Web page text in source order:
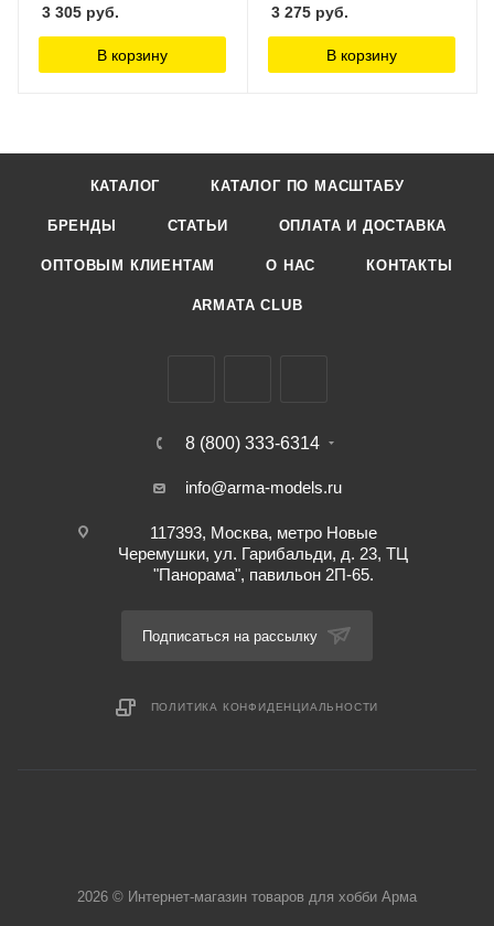
Miniatures, 54 мм
3 305 руб.
В корзину
3 275 руб.
В корзину
КАТАЛОГ КАТАЛОГ ПО МАСШТАБУ
БРЕНДЫ СТАТЬИ ОПЛАТА И ДОСТАВКА
ОПТОВЫМ КЛИЕНТАМ О НАС КОНТАКТЫ
ARMATA CLUB
8 (800) 333-6314
info@arma-models.ru
117393, Москва, метро Новые
Черемушки, ул. Гарибальди, д. 23, ТЦ
"Панорама", павильон 2П-65.
Подписаться на рассылку
ПОЛИТИКА КОНФИДЕНЦИАЛЬНОСТИ
2026 © Интернет-магазин товаров для хобби Арма